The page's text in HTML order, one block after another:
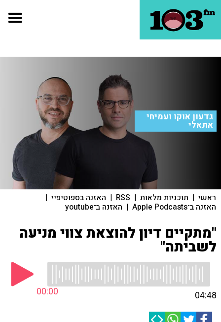
גדעון אוקו ועמיחי
אתאלי
ראשי | תוכניות מלאות |
RSS
| האזנה בספוטיפיי |
האזנה ב־Apple Podcasts | האזנה ב־youtube
"מתקיים דיון להוצאת צווי מניעה
לשביתה"
00:00 04:48